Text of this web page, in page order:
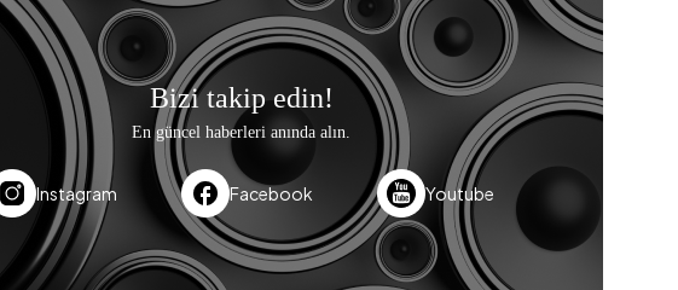
Bizi takip edin!
En güncel haberleri anında alın.
Instagram Facebook Youtube